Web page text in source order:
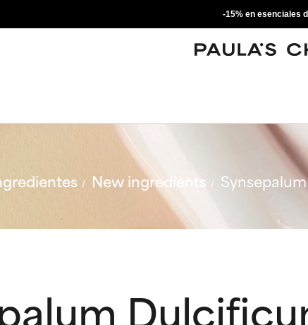
-15% en esenciales
New ingredients